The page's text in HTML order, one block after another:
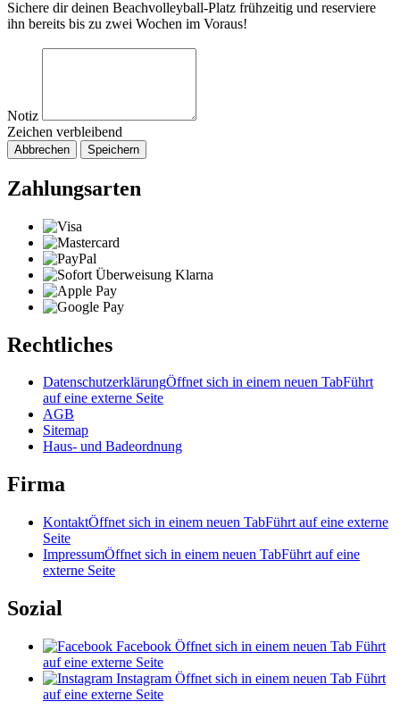
Sichere dir deinen Beachvolleyball-Platz frühzeitig und reserviere
ihn bereits bis zu zwei Wochen im Voraus!
Notiz
Zeichen verbleibend
Abbrechen Speichern
Zahlungsarten
Rechtliches
DatenschutzerklärungÖffnet sich in einem neuen TabFührt
auf eine externe Seite
AGB
Sitemap
Haus- und Badeordnung
Firma
KontaktÖffnet sich in einem neuen TabFührt auf eine externe
Seite
ImpressumÖffnet sich in einem neuen TabFührt auf eine
externe Seite
Sozial
Facebook Öffnet sich in einem neuen Tab Führt
auf eine externe Seite
Instagram Öffnet sich in einem neuen Tab Führt
auf eine externe Seite